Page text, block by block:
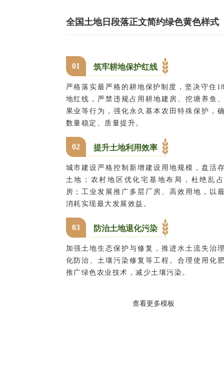
全国土地日段落正文简约绿色黄色样式
01 筑牢耕地保护红线
严格落实最严格的耕地保护制度，坚决守住
地红线，严禁违规占用耕地建房、挖塘养鱼
果业等行为，强化永久基本农田特殊保护，
数量稳定、质量提升。
02 提升土地利用效率
城市建设严格控制新增建设用地规模，盘活
土地；农村地区优化宅基地布局，杜绝乱
房；工业发展推广多层厂房、高效用地，以
消耗实现最大发展效益。
03 防治土地退化污染
加强土地生态保护与修复，推进水土流失治
化防治、土壤污染修复等工程。合理使用化
推广绿色农业技术，减少土壤污染。
查看更多模板